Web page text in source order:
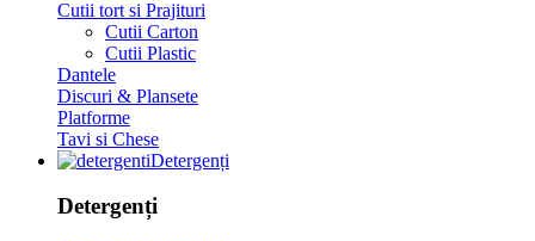
Cutii tort si Prajituri
Cutii Carton
Cutii Plastic
Dantele
Discuri & Plansete
Platforme
Tavi si Chese
Detergenți
Detergenți